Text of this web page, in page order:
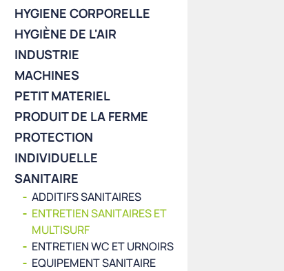
HYGIENE CORPORELLE
HYGIÈNE DE L'AIR
INDUSTRIE
MACHINES
PETIT MATERIEL
PRODUIT DE LA FERME
PROTECTION
INDIVIDUELLE
SANITAIRE
ADDITIFS SANITAIRES
ENTRETIEN SANITAIRES ET
MULTISURF
ENTRETIEN WC ET URNOIRS
EQUIPEMENT SANITAIRE